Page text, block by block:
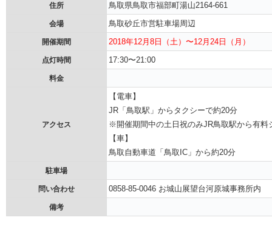
住所 鳥取県鳥取市福部町湯山2164-661
会場 鳥取砂丘市営駐車場周辺
開催期間 2018年12月8日（土）〜12月24日（月）
点灯時間 17:30〜21:00
料金
アクセス
【電車】
JR「鳥取駅」からタクシーで約20分
※開催期間中の土日祝のみJR鳥取駅から有料
【車】
鳥取自動車道「鳥取IC」から約20分
駐車場
問い合わせ 0858-85-0046 お城山展望台河原城事務所内
備考